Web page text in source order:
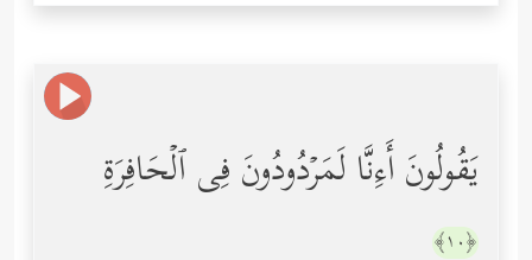
یَقُولُونَ أَءِنَّا لَمَرۡدُودُونَ فِی ٱلۡحَافِرَةِ
﴿١٠﴾